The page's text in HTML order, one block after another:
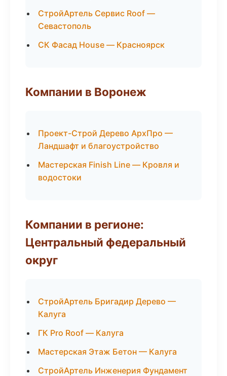
СтройАртель Сервис Roof —
Севастополь
СК Фасад House — Красноярск
Компании в Воронеж
Проект-Строй Дерево АрхПро —
Ландшафт и благоустройство
Мастерская Finish Line — Кровля и
водостоки
Компании в регионе:
Центральный федеральный
округ
СтройАртель Бригадир Дерево —
Калуга
ГК Pro Roof — Калуга
Мастерская Этаж Бетон — Калуга
СтройАртель Инженерия Фундамент